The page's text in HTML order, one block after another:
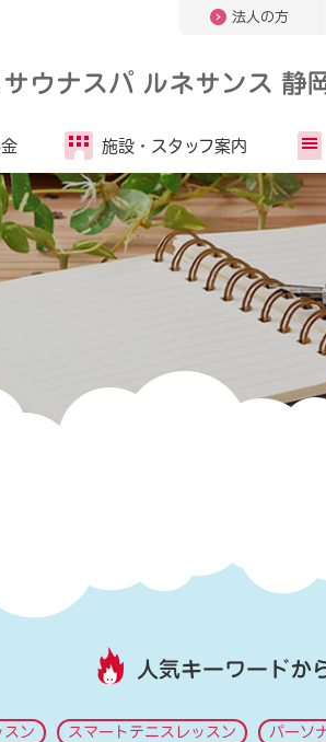
法人の方
サウナスパ ルネサンス 静
施設・ スタッフ案内
人気キーワードか
スン スマートテニスレッスン パーソ